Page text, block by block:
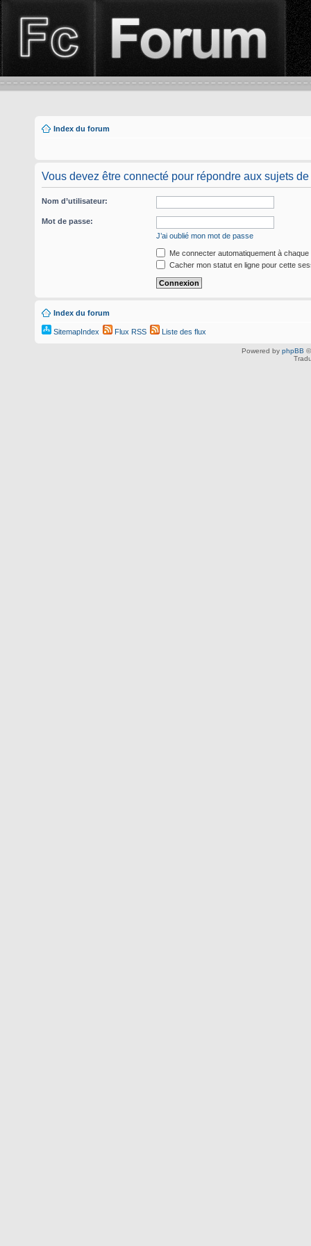
Index du forum
Vous devez être connecté pour répondre aux sujets de
Nom d’utilisateur:
Mot de passe:
J’ai oublié mon mot de passe
Me connecter automatiquement à chaque
Cacher mon statut en ligne pour cette
Index du forum
SitemapIndex Flux RSS Liste des flux
Powered by phpBB